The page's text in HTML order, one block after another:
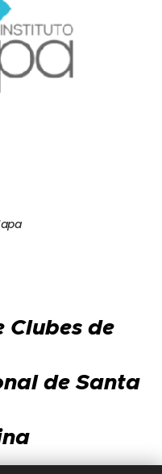
Clubes de
de Santa